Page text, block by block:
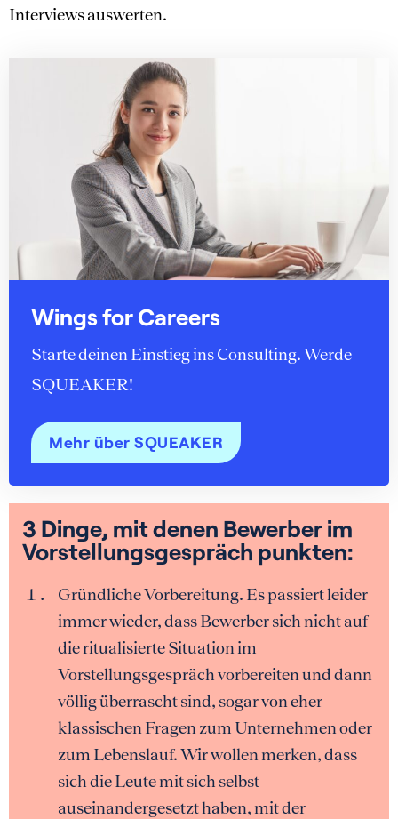
Interviews auswerten.
Wings for Careers
Starte deinen Einstieg ins Consulting. Werde
SQUEAKER!
Mehr über SQUEAKER
3 Dinge, mit denen Bewerber im
Vorstellungsgespräch punkten:
Gründliche Vorbereitung. Es passiert leider
immer wieder, dass Bewerber sich nicht auf
die ritualisierte Situation im
Vorstellungsgespräch vorbereiten und dann
völlig überrascht sind, sogar von eher
klassischen Fragen zum Unternehmen oder
zum Lebenslauf. Wir wollen merken, dass
sich die Leute mit sich selbst
auseinandergesetzt haben, mit der